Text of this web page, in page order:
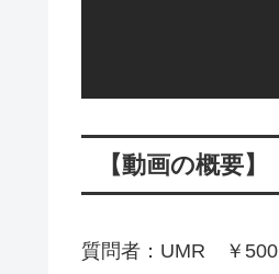
【動画の概要】
質問者：UMR ￥500